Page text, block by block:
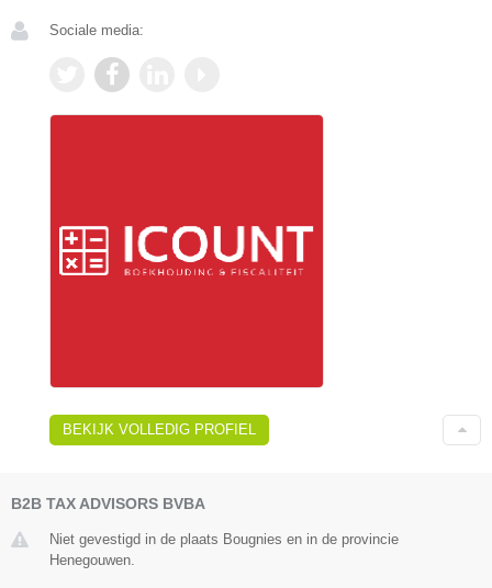
Sociale media:
BEKIJK VOLLEDIG PROFIEL
B2B TAX ADVISORS BVBA
Niet gevestigd in de plaats Bougnies en in de provincie
Henegouwen.